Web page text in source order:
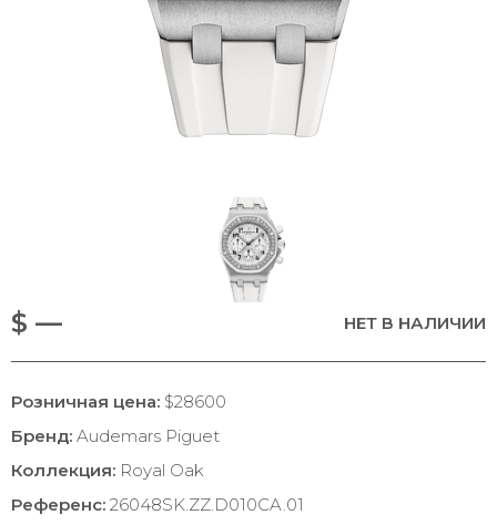
$ — НЕТ В НАЛИЧИИ
Розничная цена: $28600
Бренд: Audemars Piguet
Коллекция: Royal Oak
Референс: 26048SK.ZZ.D010CA.01